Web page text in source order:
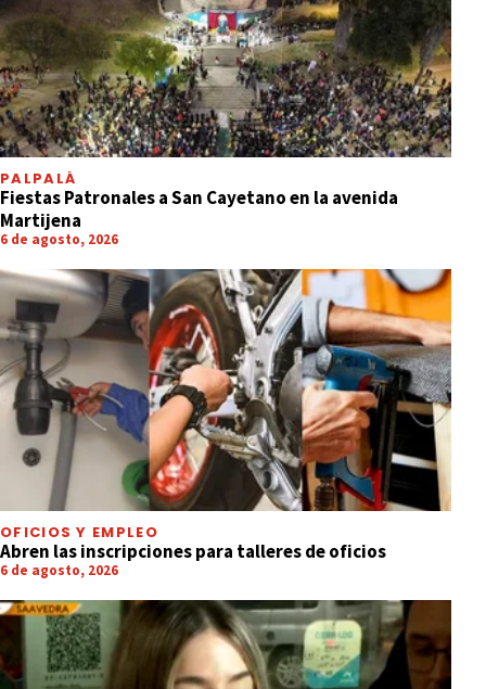
PALPALÁ
Fiestas Patronales a San Cayetano en la avenida
Martijena
6 de agosto, 2026
OFICIOS Y EMPLEO
Abren las inscripciones para talleres de oficios
6 de agosto, 2026